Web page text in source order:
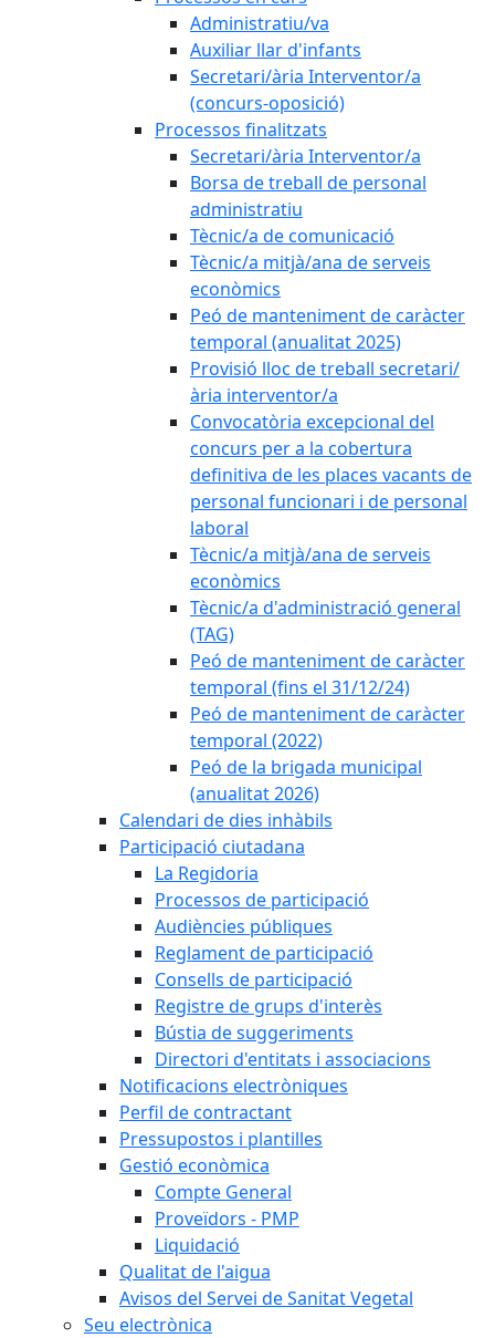
Administratiu/va
Auxiliar llar d'infants
Secretari/ària Interventor/a
(concurs-oposició)
Processos finalitzats
Secretari/ària Interventor/a
Borsa de treball de personal
administratiu
Tècnic/a de comunicació
Tècnic/a mitjà/ana de serveis
econòmics
Peó de manteniment de caràcter
temporal (anualitat 2025)
Provisió lloc de treball secretari/
ària interventor/a
Convocatòria excepcional del
concurs per a la cobertura
definitiva de les places vacants de
personal funcionari i de personal
laboral
Tècnic/a mitjà/ana de serveis
econòmics
Tècnic/a d'administració general
(TAG)
Peó de manteniment de caràcter
temporal (fins el 31/12/24)
Peó de manteniment de caràcter
temporal (2022)
Peó de la brigada municipal
(anualitat 2026)
Calendari de dies inhàbils
Participació ciutadana
La Regidoria
Processos de participació
Audiències públiques
Reglament de participació
Consells de participació
Registre de grups d'interès
Bústia de suggeriments
Directori d'entitats i associacions
Notificacions electròniques
Perfil de contractant
Pressupostos i plantilles
Gestió econòmica
Compte General
Proveïdors - PMP
Liquidació
Qualitat de l'aigua
Avisos del Servei de Sanitat Vegetal
Seu electrònica